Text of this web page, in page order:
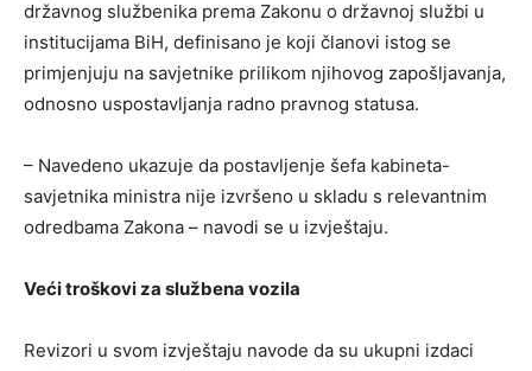
državnog službenika prema Zakonu o državnoj službi u
institucijama BiH, definisano je koji članovi istog se
primjenjuju na savjetnike prilikom njihovog zapošljavanja,
odnosno uspostavljanja radno pravnog statusa.
– Navedeno ukazuje da postavljenje šefa kabineta-
savjetnika ministra nije izvršeno u skladu s relevantnim
odredbama Zakona – navodi se u izvještaju.
Veći troškovi za službena vozila
Revizori u svom izvještaju navode da su ukupni izdaci